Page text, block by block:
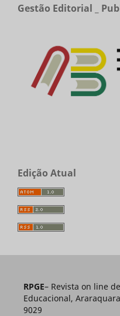
Gestão Editorial _
Edição Atual
RPGE– Revista on line
Educacional,
9029